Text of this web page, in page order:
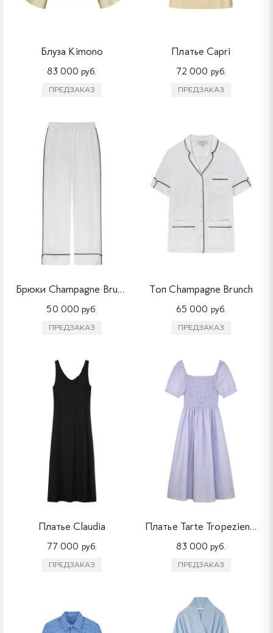
Блуза Kimono
83 000 руб.
ПРЕДЗАКАЗ
Платье Capri
72 000 руб.
ПРЕДЗАКАЗ
Брюки Champagne Brunch
50 000 руб.
ПРЕДЗАКАЗ
Топ Champagne Brunch
65 000 руб.
ПРЕДЗАКАЗ
Платье Claudia
77 000 руб.
ПРЕДЗАКАЗ
Платье Tarte Tropezienne
83 000 руб.
ПРЕДЗАКАЗ